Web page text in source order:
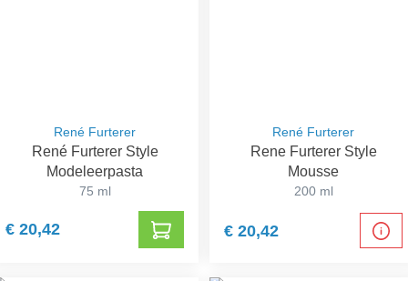
René Furterer
René Furterer Style
Modeleerpasta
75 ml
€ 20,42
René Furterer
Rene Furterer Style
Mousse
200 ml
€ 20,42